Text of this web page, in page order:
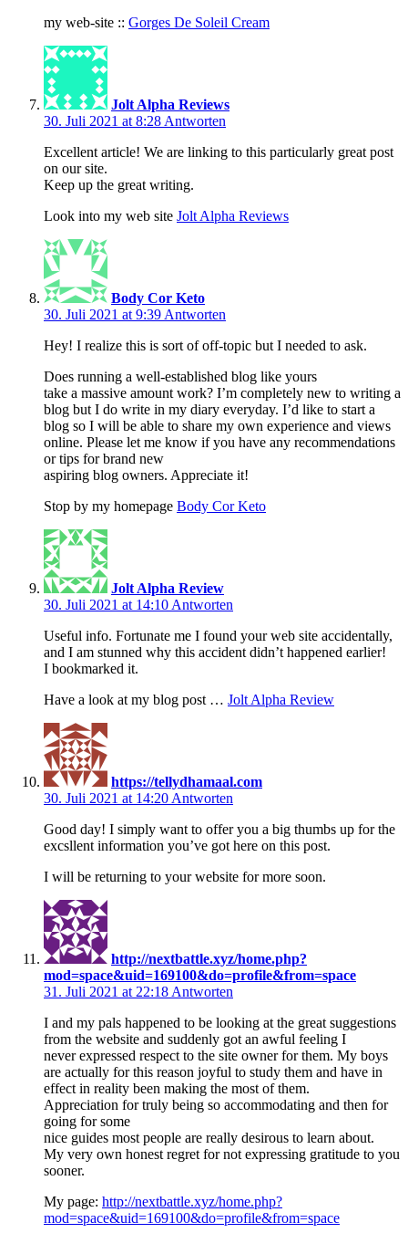
my web-site :: Gorges De Soleil Cream
Jolt Alpha Reviews
30. Juli 2021 at 8:28 Antworten
Excellent article! We are linking to this particularly great post
on our site.
Keep up the great writing.
Look into my web site Jolt Alpha Reviews
Body Cor Keto
30. Juli 2021 at 9:39 Antworten
Hey! I realize this is sort of off-topic but I needed to ask.
Does running a well-established blog like yours
take a massive amount work? I’m completely new to writing a
blog but I do write in my diary everyday. I’d like to start a
blog so I will be able to share my own experience and views
online. Please let me know if you have any recommendations
or tips for brand new
aspiring blog owners. Appreciate it!
Stop by my homepage Body Cor Keto
Jolt Alpha Review
30. Juli 2021 at 14:10 Antworten
Useful info. Fortunate me I found your web site accidentally,
and I am stunned why this accident didn’t happened earlier!
I bookmarked it.
Have a look at my blog post … Jolt Alpha Review
https://tellydhamaal.com
30. Juli 2021 at 14:20 Antworten
Good day! I simply want to offer you a big thumbs up for the
excsllent information you’ve got here on this post.
I will be returning to your website for more soon.
http://nextbattle.xyz/home.php?
mod=space&uid=169100&do=profile&from=space
31. Juli 2021 at 22:18 Antworten
I and my pals happened to be looking at the great suggestions
from the website and suddenly got an awful feeling I
never expressed respect to the site owner for them. My boys
are actually for this reason joyful to study them and have in
effect in reality been making the most of them.
Appreciation for truly being so accommodating and then for
going for some
nice guides most people are really desirous to learn about.
My very own honest regret for not expressing gratitude to you
sooner.
My page: http://nextbattle.xyz/home.php?
mod=space&uid=169100&do=profile&from=space